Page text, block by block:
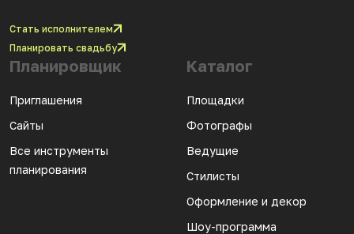
Стать исполнителем
Планировать свадьбу
Планировщик
Приглашения
Сайты
Все инструменты
планирования
Каталог
Площадки
Фотографы
Ведущие
Стилисты
Оформление и декор
Шоу-программа